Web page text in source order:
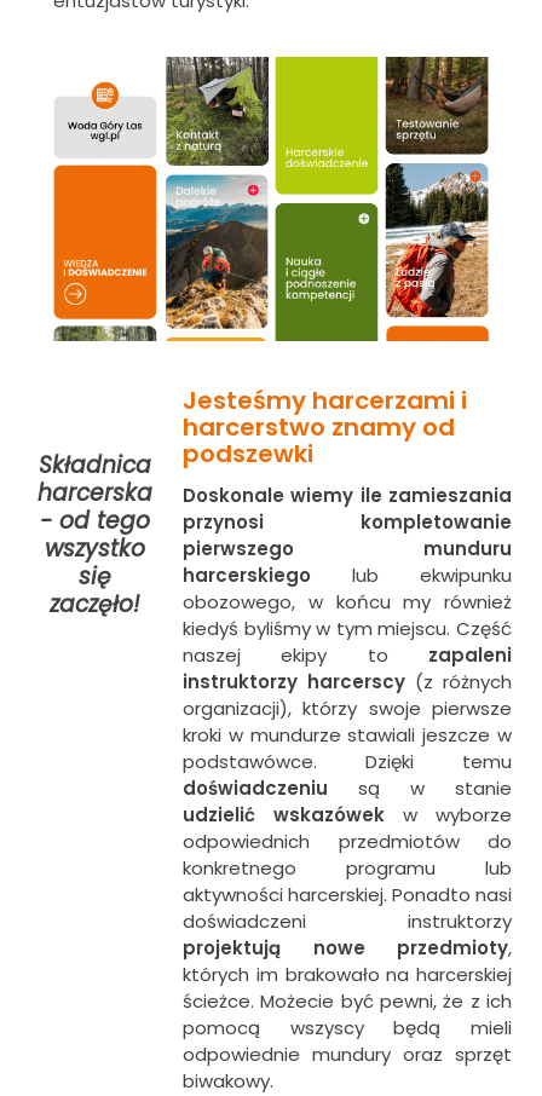
Składnica
harcerska
- od tego
wszystko
się
zaczęło!
Jesteśmy harcerzami i
harcerstwo znamy od
podszewki
Doskonale wiemy ile zamieszania
przynosi kompletowanie
pierwszego munduru
harcerskiego lub ekwipunku
obozowego, w końcu my również
kiedyś byliśmy w tym miejscu. Część
naszej ekipy to zapaleni
instruktorzy harcerscy (z różnych
organizacji), którzy swoje pierwsze
kroki w mundurze stawiali jeszcze w
podstawówce. Dzięki temu
doświadczeniu są w stanie
udzielić wskazówek w wyborze
odpowiednich przedmiotów do
konkretnego programu lub
aktywności harcerskiej. Ponadto nasi
doświadczeni instruktorzy
projektują nowe przedmioty,
których im brakowało na harcerskiej
ścieżce. Możecie być pewni, że z ich
pomocą wszyscy będą mieli
odpowiednie mundury oraz sprzęt
biwakowy.